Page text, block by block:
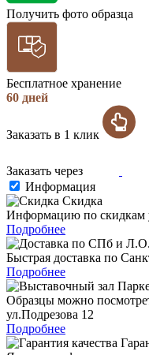
Получить фото образца
Бесплатное хранение
60 дней
Заказать в 1 клик
Заказать через
Информация
Скидка
Информацию по скидкам
Подробнее
Быстрая доставка по
Подробнее
Образцы можно
ул.Подрезова 12
Подробнее